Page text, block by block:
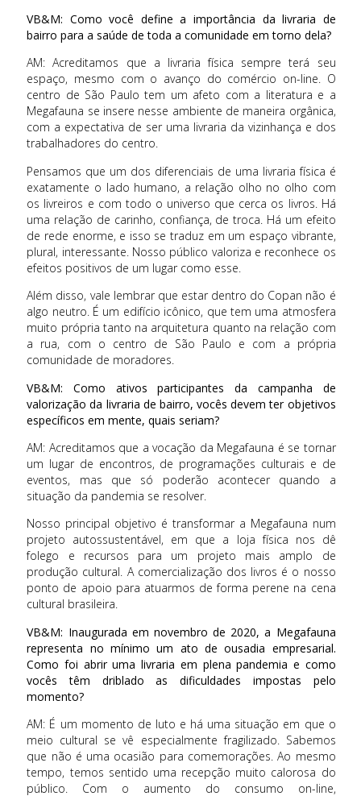
VB&M: Como você define a importância da livraria de
bairro para a saúde de toda a comunidade em torno dela?
AM: Acreditamos que a livraria física sempre terá seu
espaço, mesmo com o avanço do comércio on-line. O
centro de São Paulo tem um afeto com a literatura e a
Megafauna se insere nesse ambiente de maneira orgânica,
com a expectativa de ser uma livraria da vizinhança e dos
trabalhadores do centro.
Pensamos que um dos diferenciais de uma livraria física é
exatamente o lado humano, a relação olho no olho com
os livreiros e com todo o universo que cerca os livros. Há
uma relação de carinho, confiança, de troca. Há um efeito
de rede enorme, e isso se traduz em um espaço vibrante,
plural, interessante. Nosso público valoriza e reconhece os
efeitos positivos de um lugar como esse.
Além disso, vale lembrar que estar dentro do Copan não é
algo neutro. É um edifício icônico, que tem uma atmosfera
muito própria tanto na arquitetura quanto na relação com
a rua, com o centro de São Paulo e com a própria
comunidade de moradores.
VB&M: Como ativos participantes da campanha de
valorização da livraria de bairro, vocês devem ter objetivos
específicos em mente, quais seriam?
AM: Acreditamos que a vocação da Megafauna é se tornar
um lugar de encontros, de programações culturais e de
eventos, mas que só poderão acontecer quando a
situação da pandemia se resolver.
Nosso principal objetivo é transformar a Megafauna num
projeto autossustentável, em que a loja física nos dê
folego e recursos para um projeto mais amplo de
produção cultural. A comercialização dos livros é o nosso
ponto de apoio para atuarmos de forma perene na cena
cultural brasileira.
VB&M: Inaugurada em novembro de 2020, a Megafauna
representa no mínimo um ato de ousadia empresarial.
Como foi abrir uma livraria em plena pandemia e como
vocês têm driblado as dificuldades impostas pelo
momento?
AM: É um momento de luto e há uma situação em que o
meio cultural se vê especialmente fragilizado. Sabemos
que não é uma ocasião para comemorações. Ao mesmo
tempo, temos sentido uma recepção muito calorosa do
público. Com o aumento do consumo on-line,